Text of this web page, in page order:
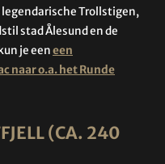
Trollstigen,
stad Ålesund en de
je eeneen
naar o.a. het Runde
(CA. 240